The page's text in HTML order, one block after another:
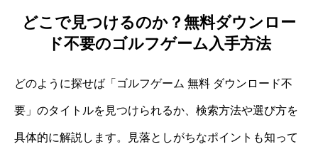
どこで見つけるのか？無料ダウンロー
ド不要のゴルフゲーム入手方法
どのように探せば「ゴルフゲーム 無料 ダウンロード不
要」のタイトルを見つけられるか、検索方法や選び方を
具体的に解説します。見落としがちなポイントも知って